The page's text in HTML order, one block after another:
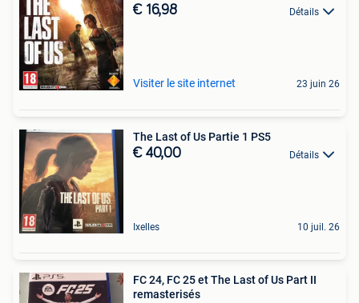
€ 16,98 Détails
Visiter le site internet 23 juin 26
The Last of Us Partie 1 PS5
€ 40,00 Détails
Ixelles 10 juil. 26
FC 24, FC 25 et The Last of Us Part II
remasterisés